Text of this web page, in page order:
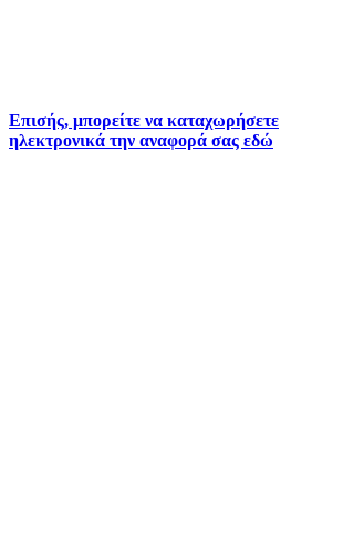
Επισής, μπορείτε να καταχωρήσετε
ηλεκτρονικά την αναφορά σας εδώ